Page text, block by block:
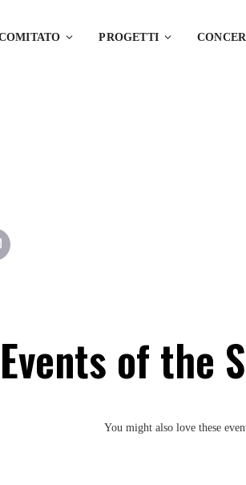
PROGETTI
Events of the
You might also love these